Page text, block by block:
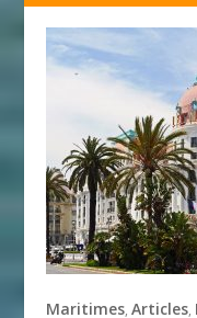
Maritimes,Articles,